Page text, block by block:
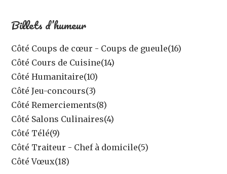
Billets d’humeur
Côté Coups de cœur - Coups de gueule(16)
Côté Cours de Cuisine(14)
Côté Humanitaire(10)
Côté Jeu-concours(3)
Côté Remerciements(8)
Côté Salons Culinaires(4)
Côté Télé(9)
Côté Traiteur - Chef à domicile(5)
Côté Vœux(18)